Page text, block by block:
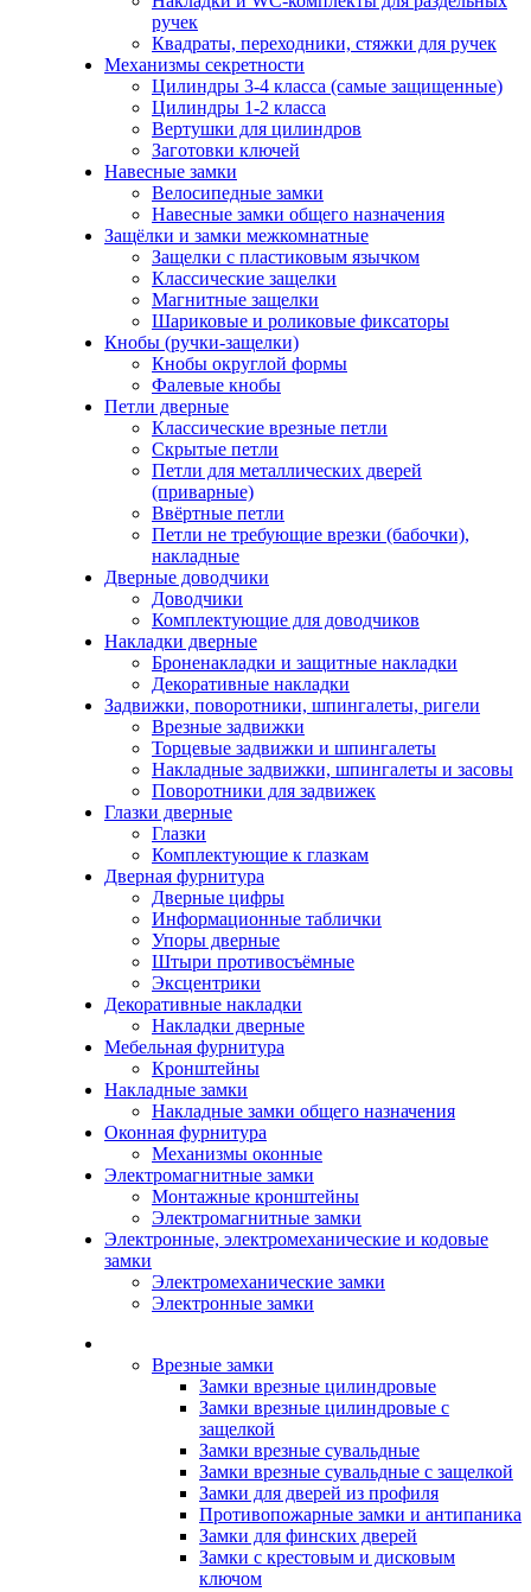
ручек
Квадраты, переходники, стяжки для ручек
Механизмы секретности
Цилиндры 3-4 класса (самые защищенные)
Цилиндры 1-2 класса
Вертушки для цилиндров
Заготовки ключей
Навесные замки
Велосипедные замки
Навесные замки общего назначения
Защёлки и замки межкомнатные
Защелки с пластиковым язычком
Классические защелки
Магнитные защелки
Шариковые и роликовые фиксаторы
Кнобы (ручки-защелки)
Кнобы округлой формы
Фалевые кнобы
Петли дверные
Классические врезные петли
Скрытые петли
Петли для металлических дверей
(приварные)
Ввёртные петли
Петли не требующие врезки (бабочки),
накладные
Дверные доводчики
Доводчики
Комплектующие для доводчиков
Накладки дверные
Броненакладки и защитные накладки
Декоративные накладки
Задвижки, поворотники, шпингалеты, ригели
Врезные задвижки
Торцевые задвижки и шпингалеты
Накладные задвижки, шпингалеты и засовы
Поворотники для задвижек
Глазки дверные
Глазки
Комплектующие к глазкам
Дверная фурнитура
Дверные цифры
Информационные таблички
Упоры дверные
Штыри противосъёмные
Эксцентрики
Декоративные накладки
Накладки дверные
Мебельная фурнитура
Кронштейны
Накладные замки
Накладные замки общего назначения
Оконная фурнитура
Механизмы оконные
Электромагнитные замки
Монтажные кронштейны
Электромагнитные замки
Электронные, электромеханические и кодовые
замки
Электромеханические замки
Электронные замки
Врезные замки
Замки врезные цилиндровые
Замки врезные цилиндровые с
защелкой
Замки врезные сувальдные
Замки врезные сувальдные с защелкой
Замки для дверей из профиля
Противопожарные замки и антипаника
Замки для финских дверей
Замки с крестовым и дисковым
ключом